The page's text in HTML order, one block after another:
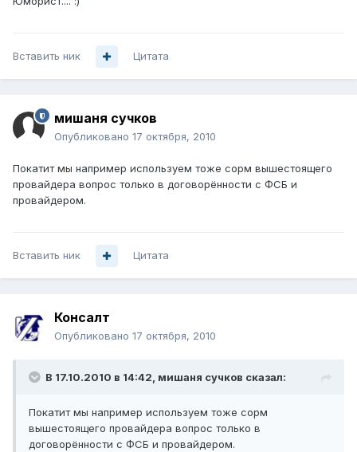
Вставить ник Цитата
мишаня сучков
Опубликовано 17 октября, 2010
Покатит мы например используем тоже сорм вышестоящего
провайдера вопрос только в договорённости с ФСБ и
провайдером.
Вставить ник Цитата
Консалт
Опубликовано 17 октября, 2010
В 17.10.2010 в 14:42, мишаня сучков сказал:
Покатит мы например используем тоже сорм
вышестоящего провайдера вопрос только в
договорённости с ФСБ и провайдером.